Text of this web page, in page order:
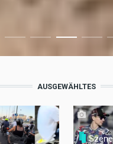
AUSGEWÄHLTES
Szene